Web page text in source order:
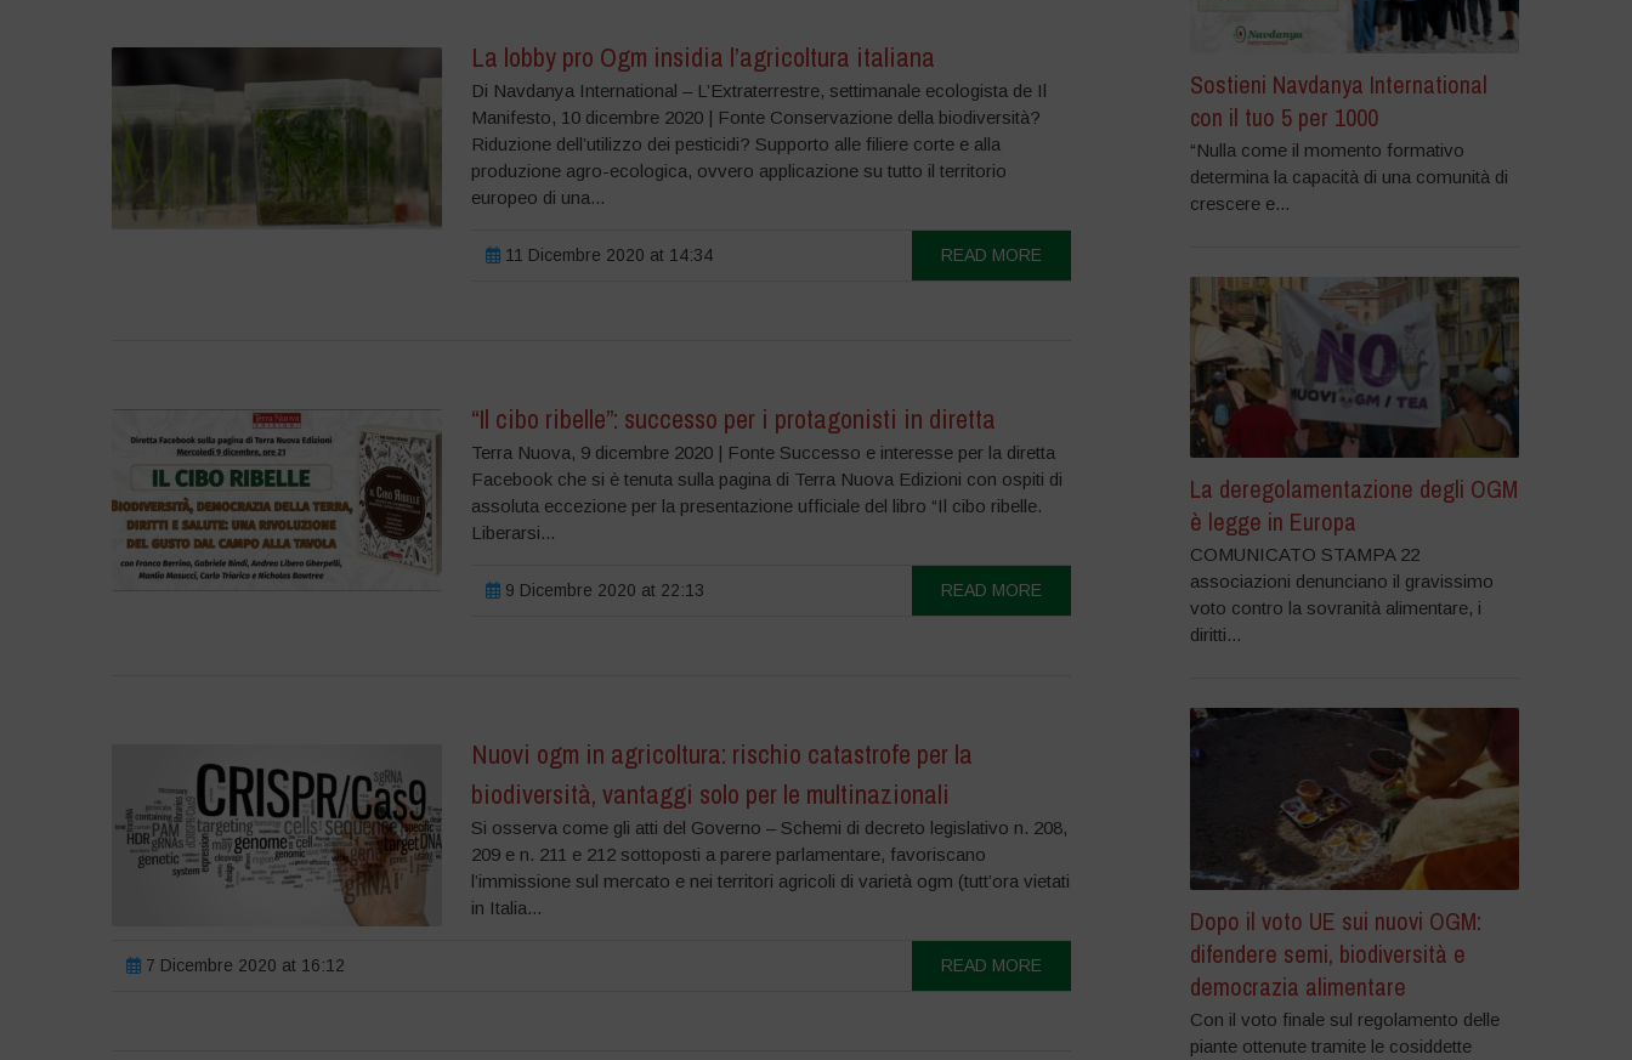
La lobby pro Ogm insidia l’agricoltura italiana
Di Navdanya International – L’Extraterrestre, settimanale ecologista de Il
Manifesto, 10 dicembre 2020 | Fonte Conservazione della biodiversità?
Riduzione dell’utilizzo dei pesticidi? Supporto alle filiere corte e alla
produzione agro-ecologica, ovvero applicazione su tutto il territorio
europeo di una...
11 Dicembre 2020 at 14:34 READ MORE
“Il cibo ribelle”: successo per i protagonisti in diretta
Terra Nuova, 9 dicembre 2020 | Fonte Successo e interesse per la diretta
Facebook che si è tenuta sulla pagina di Terra Nuova Edizioni con ospiti di
assoluta eccezione per la presentazione ufficiale del libro “Il cibo ribelle.
Liberarsi...
9 Dicembre 2020 at 22:13 READ MORE
Nuovi ogm in agricoltura: rischio catastrofe per la
biodiversità, vantaggi solo per le multinazionali
Si osserva come gli atti del Governo – Schemi di decreto legislativo n. 208,
209 e n. 211 e 212 sottoposti a parere parlamentare, favoriscano
l’immissione sul mercato e nei territori agricoli di varietà ogm (tutt’ora vietati
in Italia...
7 Dicembre 2020 at 16:12 READ MORE
Sostieni Navdanya International
con il tuo 5 per 1000
“Nulla come il momento formativo
determina la capacità di una comunità di
crescere e...
La deregolamentazione degli OGM
è legge in Europa
COMUNICATO STAMPA 22
associazioni denunciano il gravissimo
voto contro la sovranità alimentare, i
diritti...
Dopo il voto UE sui nuovi OGM:
difendere semi, biodiversità e
democrazia alimentare
Con il voto finale sul regolamento delle
piante ottenute tramite le cosiddette